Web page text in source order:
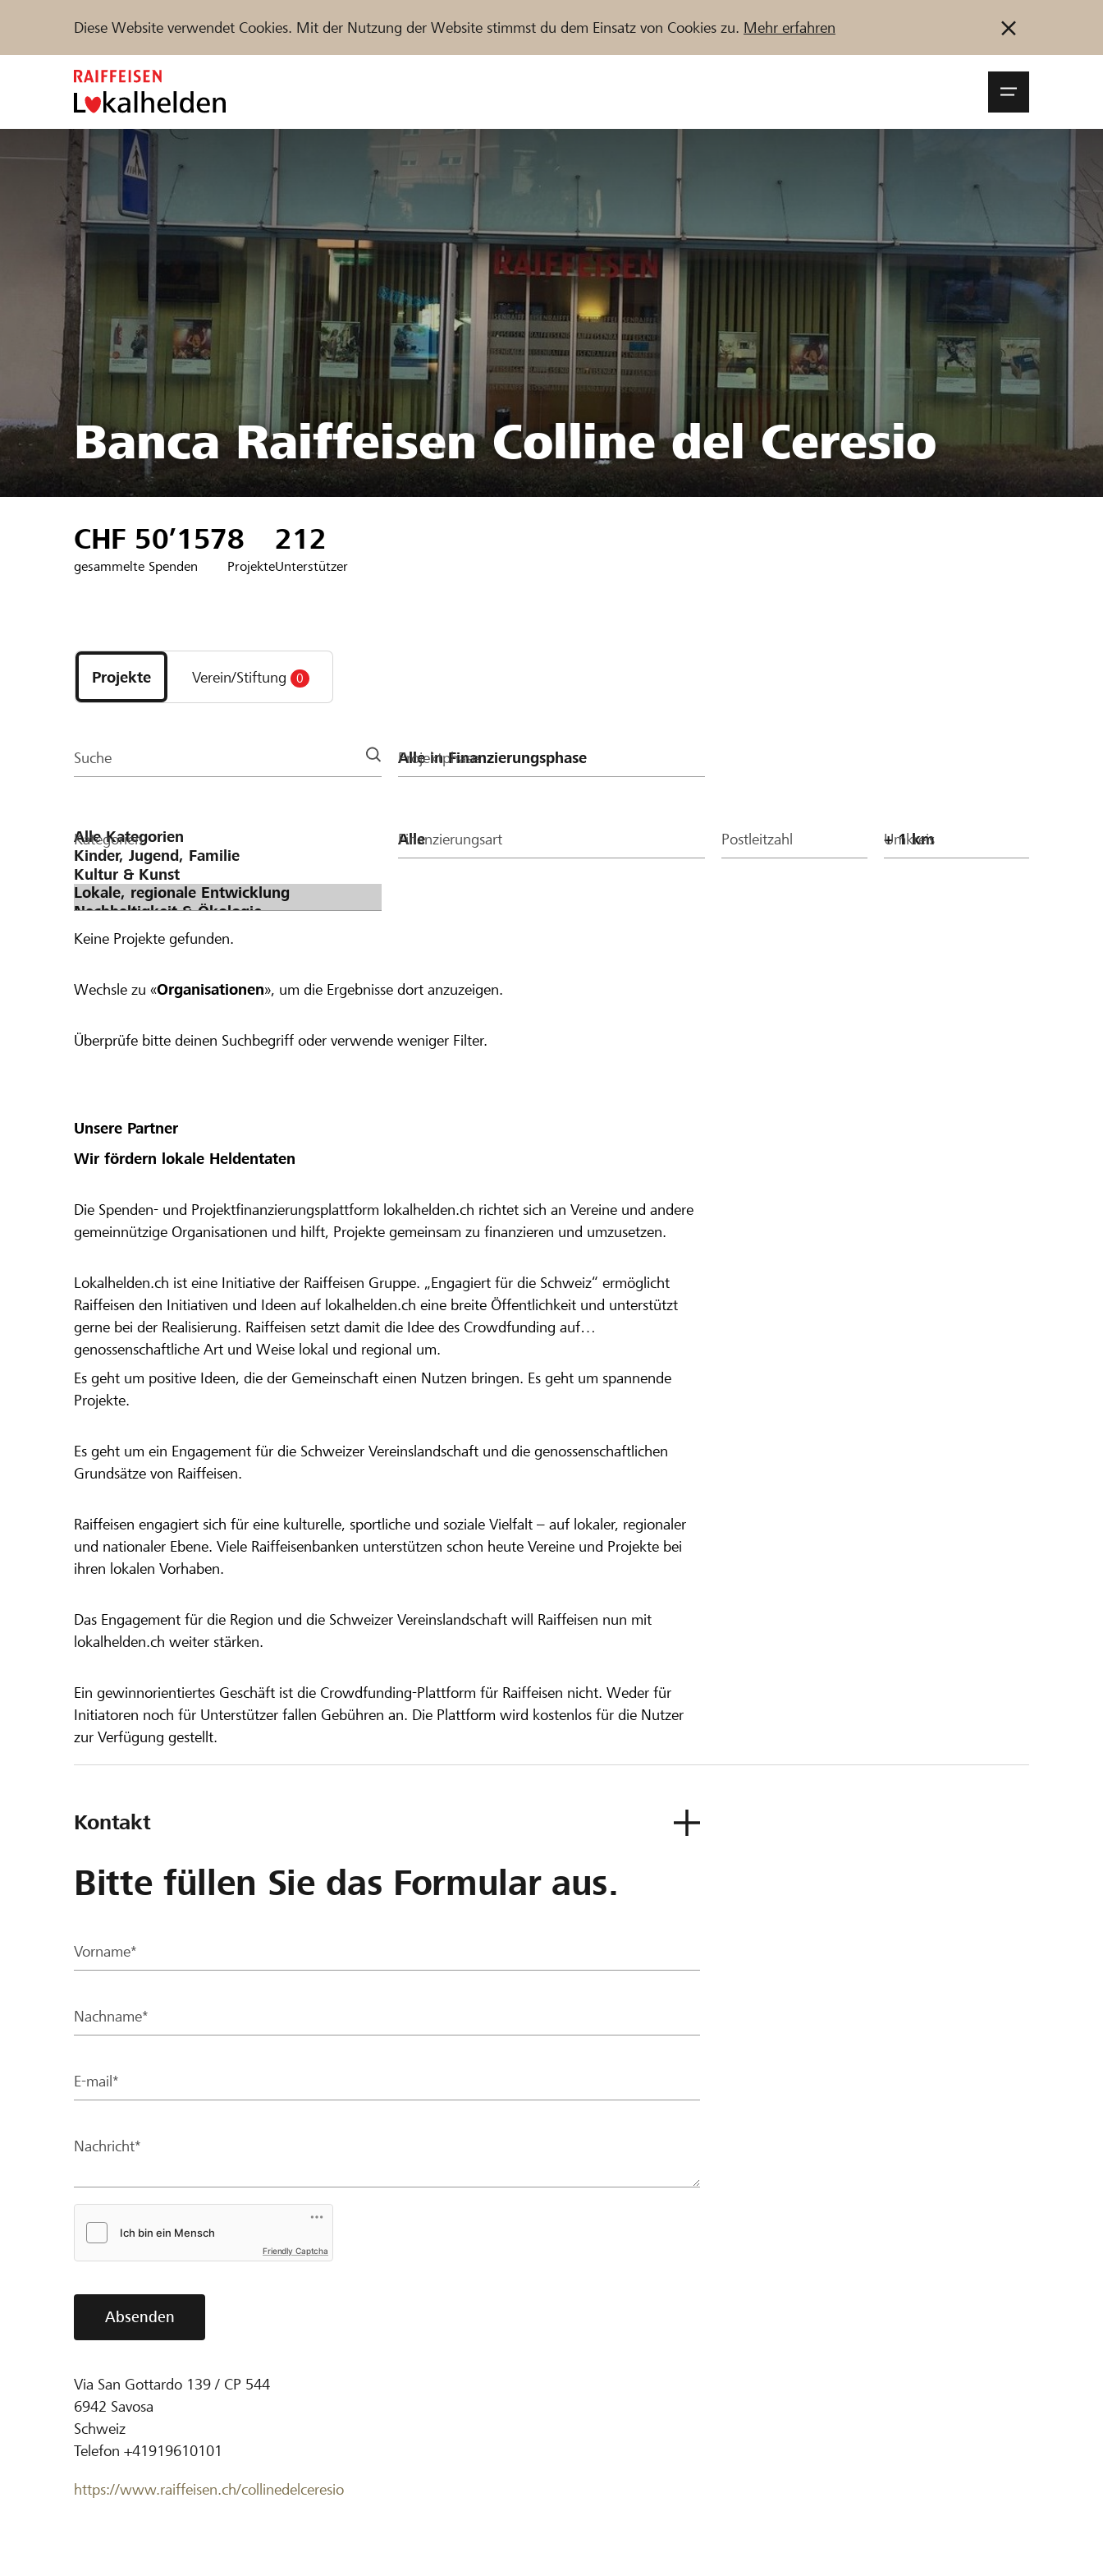
Diese Website verwendet Cookies. Mit der Nutzung der Website stimmst du dem Einsatz von Cookies zu. Mehr erfahren
Unterstützen Hilfe & Support Partner / Raiffeisenbank
Projekte und Organisationen finden Jetzt starten
DE IT
Banca Raiffeisen Colline del Ceresio
CHF 50’157
gesammelte Spenden
8
Projekte
212
Unterstützer
Projekte
und
Organisationen
Projekte Verein/Stiftung 0
Suche Projektphase
Kategorien Finanzierungsart Postleitzahl Umkreis
Keine Projekte gefunden.
Wechsle zu «Organisationen», um die Ergebnisse dort anzuzeigen.
Überprüfe bitte deinen Suchbegriff oder verwende weniger Filter.
Unsere Partner
Wir fördern lokale Heldentaten
Die Spenden- und Projektfinanzierungsplattform lokalhelden.ch richtet sich an Vereine und andere
gemeinnützige Organisationen und hilft, Projekte gemeinsam zu finanzieren und umzusetzen.
Lokalhelden.ch ist eine Initiative der Raiffeisen Gruppe. „Engagiert für die Schweiz“ ermöglicht
Raiffeisen den Initiativen und Ideen auf lokalhelden.ch eine breite Öffentlichkeit und unterstützt
gerne bei der Realisierung. Raiffeisen setzt damit die Idee des Crowdfunding auf
genossenschaftliche Art und Weise lokal und regional um.
Es geht um positive Ideen, die der Gemeinschaft einen Nutzen bringen. Es geht um spannende
Projekte.
Es geht um ein Engagement für die Schweizer Vereinslandschaft und die genossenschaftlichen
Grundsätze von Raiffeisen.
Raiffeisen engagiert sich für eine kulturelle, sportliche und soziale Vielfalt – auf lokaler, regionaler
und nationaler Ebene. Viele Raiffeisenbanken unterstützen schon heute Vereine und Projekte bei
ihren lokalen Vorhaben.
Das Engagement für die Region und die Schweizer Vereinslandschaft will Raiffeisen nun mit
lokalhelden.ch weiter stärken.
Ein gewinnorientiertes Geschäft ist die Crowdfunding-Plattform für Raiffeisen nicht. Weder für
Initiatoren noch für Unterstützer fallen Gebühren an. Die Plattform wird kostenlos für die Nutzer
zur Verfügung gestellt.
Kontakt
Bitte füllen Sie das Formular aus.
Vorname*
Nachname*
E-mail*
Nachricht*
Friendly Captcha
Absenden
Via San Gottardo 139 / CP 544
6942 Savosa
Schweiz
Telefon +41919610101
https://www.raiffeisen.ch/collinedelceresio